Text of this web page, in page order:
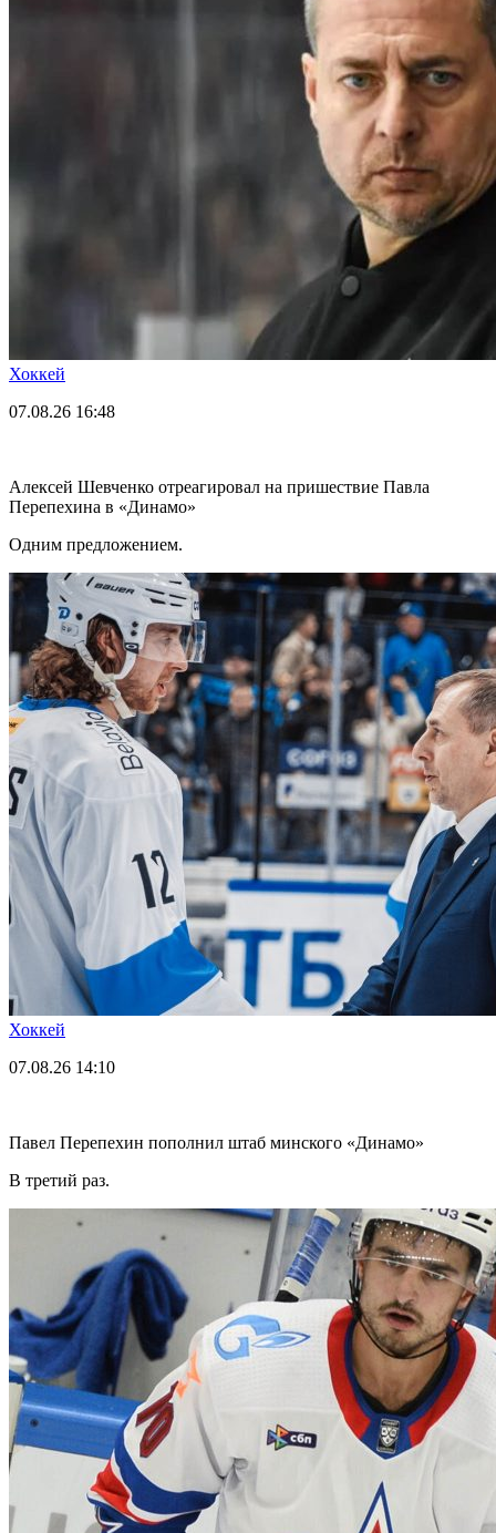
Хоккей
07.08.26 16:48
Алексей Шевченко отреагировал на пришествие Павла
Перепехина в «Динамо»
Одним предложением.
Хоккей
07.08.26 14:10
Павел Перепехин пополнил штаб минского «Динамо»
В третий раз.